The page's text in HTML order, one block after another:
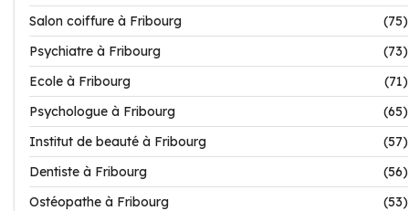
Salon coiffure à Fribourg
(75)
Psychiatre à Fribourg
(73)
Ecole à Fribourg
(71)
Psychologue à Fribourg
(65)
Institut de beauté à Fribourg
(57)
Dentiste à Fribourg
(56)
Ostéopathe à Fribourg
(53)